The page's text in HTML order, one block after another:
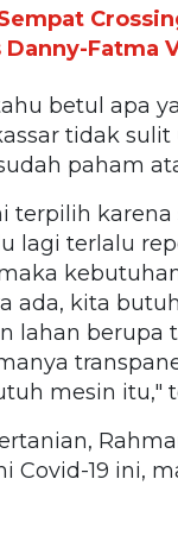
Danny-Fatma
betul apa
tidak
paham
terpilih
lagi terlalu
ada, kita
lahan berupa
mesin itu,"
Covid-19 ini,